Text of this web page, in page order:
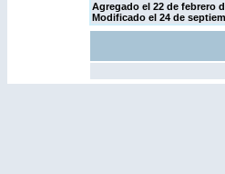
Agregado el 22 de febrero
Modificado el 24 de